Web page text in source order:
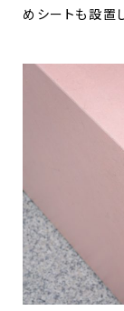
めシートも設置